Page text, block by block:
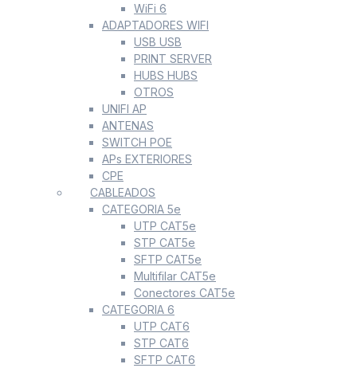
WiFi 6
ADAPTADORES WIFI
USB USB
PRINT SERVER
HUBS HUBS
OTROS
UNIFI AP
ANTENAS
SWITCH POE
APs EXTERIORES
CPE
CABLEADOS
CATEGORIA 5e
UTP CAT5e
STP CAT5e
SFTP CAT5e
Multifilar CAT5e
Conectores CAT5e
CATEGORIA 6
UTP CAT6
STP CAT6
SFTP CAT6